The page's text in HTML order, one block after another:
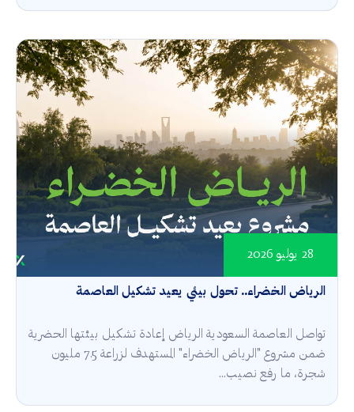
الرياض الخضراء.. تحول بيئي يعيد تشكيل العاصمة
28 يوليو 2026
تواصل العاصمة السعودية الرياض إعادة تشكيل بيئتها الحضرية
ضمن مشروع "الرياض الخضراء" المستهدف لزراعة 7.5 مليون
شجرة، ما رفع نصيب...